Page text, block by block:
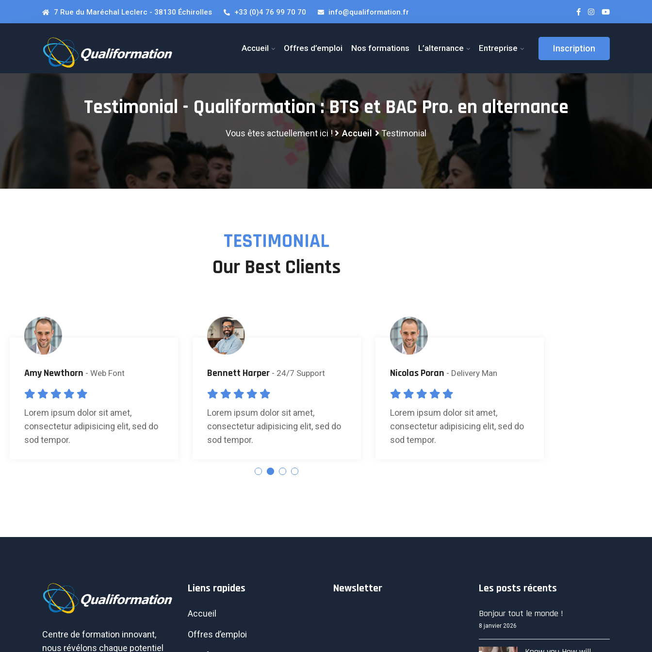
7 Rue du Maréchal Leclerc - 38130 Échirolles +33 (0)4 76 99 70 70 info@qualiformation.fr
Accueil Offres d’emploi Nos formations L’alternance Entreprise Inscription
Testimonial - Qualiformation : BTS et BAC Pro. en alternance
Vous êtes actuellement ici ! Accueil Testimonial
TESTIMONIAL
Our Best Clients
Amy Newthorn - Web Font
Lorem ipsum dolor sit amet,
consectetur adipisicing elit, sed do
sod tempor.
Bennett Harper - 24/7 Support
Lorem ipsum dolor sit amet,
consectetur adipisicing elit, sed do
sod tempor.
Nicolas Poran - Delivery Man
Lorem ipsum dolor sit amet,
consectetur adipisicing elit, sed do
sod tempor.
Centre de formation innovant,
nous révélons chaque potentiel
Liens rapides
Accueil
Offres d’emploi
Newsletter Les posts récents
Bonjour tout le monde !
8 janvier 2026